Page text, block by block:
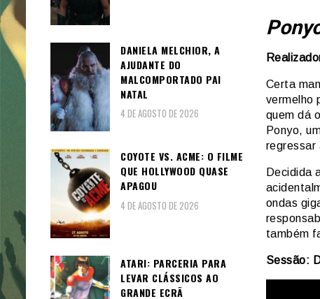
Certa
vermelho
quem dá
Ponyo,
regressar
Decidida
ondas
também
Sessão:
DANIELA MELCHIOR, A
AJUDANTE DO
MALCOMPORTADO PAI
NATAL
4 DE AGOSTO DE 2026
COYOTE VS. ACME: O FILME
QUE HOLLYWOOD QUASE
APAGOU
4 DE AGOSTO DE 2026
ATARI: PARCERIA PARA
LEVAR CLÁSSICOS AO
GRANDE ECRÃ